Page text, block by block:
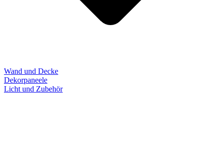
Wand und Decke
Dekorpaneele
Licht und Zubehör